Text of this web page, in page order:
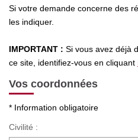
Si votre demande concerne des
les indiquer.
IMPORTANT : Si vous avez déjà
ce site, identifiez-vous en cliquant
Vos coordonnées
* Information obligatoire
Civilité :